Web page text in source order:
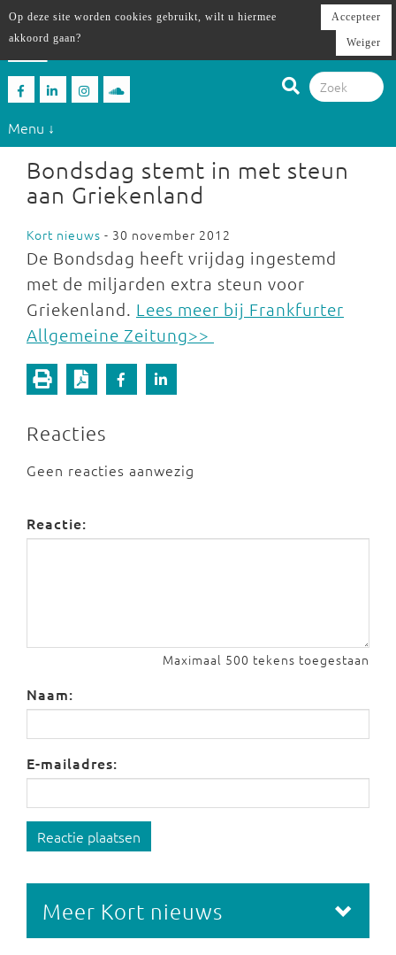
Menu ↓
Bondsdag stemt in met steun
aan Griekenland
Kort nieuws - 30 november 2012
De Bondsdag heeft vrijdag ingestemd
met de miljarden extra steun voor
Griekenland. Lees meer bij Frankfurter
Allgemeine Zeitung>>
Reacties
Geen reacties aanwezig
Reactie:
Maximaal 500 tekens toegestaan
Naam:
E-mailadres:
Reactie plaatsen
Meer Kort nieuws
Op deze site worden cookies gebruikt, wilt u hiermee
akkoord gaan?
Accepteer
Weiger